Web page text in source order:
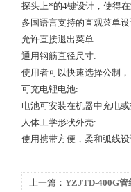
探头上*的4键设计，使得
多国语言支持的直观菜单
允许直接退出菜单
通用钢筋直径尺寸:
使用者可以快速选择公制
可充电锂电池:
电池可安装在机器中充电
人体工学形状外壳:
使用携带方便，柔和弧线
上一篇： YZJTD-400G管